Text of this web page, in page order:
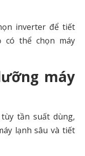
inverter để tiết
có thể chọn máy
máy
tần suất dùng,
lạnh sâu và tiết